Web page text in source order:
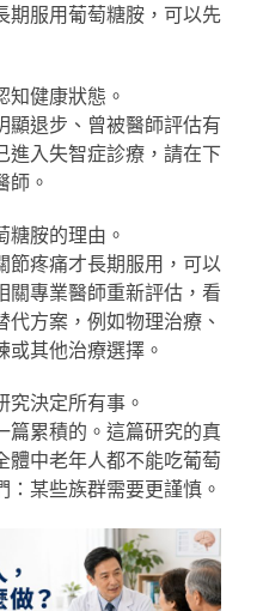
期服用葡萄糖胺，可以先
知健康狀態。
顯退步、曾被醫師評估有
進入失智症診療，請在下
師。
糖胺的理由。
節疼痛才長期服用，可以
關專業醫師重新評估，看
代方案，例如物理治療、
或其他治療選擇。
究決定所有事。
篇累積的。這篇研究的真
體中老年人都不能吃葡萄
：某些族群需要更謹慎。